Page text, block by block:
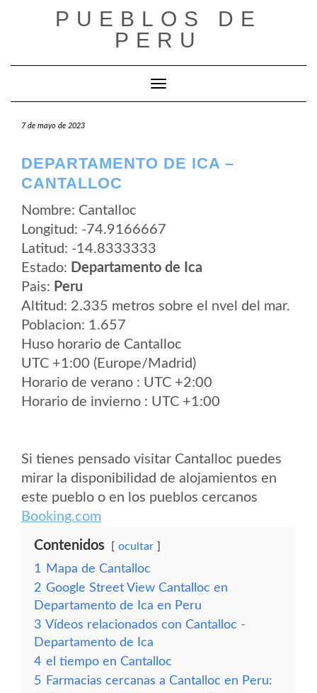
PUEBLOS DE
PERU
Cambiar modo de navegación
7 de mayo de 2023
DEPARTAMENTO DE ICA –
CANTALLOC
Nombre: Cantalloc
Longitud: -74.9166667
Latitud: -14.8333333
Estado: Departamento de Ica
Pais: Peru
Altitud: 2.335 metros sobre el nvel del mar.
Poblacion: 1.657
Huso horario de Cantalloc
UTC +1:00 (Europe/Madrid)
Horario de verano : UTC +2:00
Horario de invierno : UTC +1:00
Si tienes pensado visitar Cantalloc puedes
mirar la disponibilidad de alojamientos en
este pueblo o en los pueblos cercanos
Booking.com
Contenidos ocultar
1
Mapa de Cantalloc
2 Google Street View Cantalloc en
Departamento de Ica en Peru
3 Vídeos relacionados con Cantalloc -
Departamento de Ica
4 el tiempo en Cantalloc
5 Farmacias cercanas a Cantalloc en Peru: